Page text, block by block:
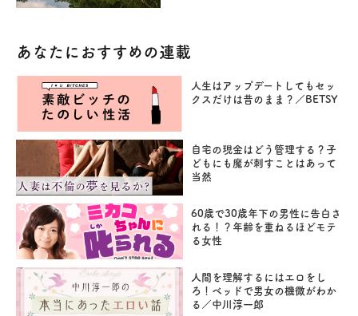
あなたにおすすめの連載
人生はアップデートしてもセッ
クスだけは昔のまま？／BETSY
自宅の現金はどう管理する？子
どもにも魔が刺すことはあって
当然
60歳で30歳年下の男性に告白さ
れる！？年齢を重ねるほどモテ
る女性
人間を理解するにはエロをし
ろ！ベッドで男女の機微がわか
る／中川淳一郎